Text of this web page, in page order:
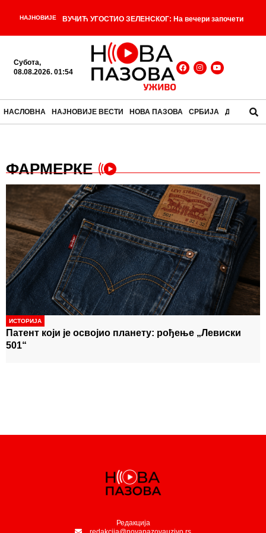
НАЈНОВИЈЕ ВУЧИЋ УГОСТИО ЗЕЛЕНСКОГ: На вечери започети
разговори уочи званичних састанака
БЕОГРАДУ: Прве речи украјинског председника по
Ђокић, Ломпар, Видић, Кокановић… СВИ ИМАЈУ
ДОСИЈЕ - Србија иде на Светско првенство:
Велика победа рукометаша у „Пиониру“ -
Револуција која се плашила војске, а морала је да је
створи - Прва оцена коју добијемо у животу -
Субота,
08.08.2026. 01:54
НАСЛОВНА НАЈНОВИЈЕ ВЕСТИ НОВА ПАЗОВА СРБИЈА ДРУШТВО
ФАРМЕРКЕ
ИСТОРИЈА
Патент који је освојио планету: рођење „Левиски
501“
Редакција